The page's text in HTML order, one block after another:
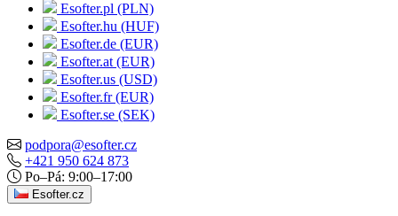
Esofter.pl (PLN)
Esofter.hu (HUF)
Esofter.de (EUR)
Esofter.at (EUR)
Esofter.us (USD)
Esofter.fr (EUR)
Esofter.se (SEK)
podpora@esofter.cz
+421 950 624 873
Po–Pá: 9:00–17:00
Esofter.cz